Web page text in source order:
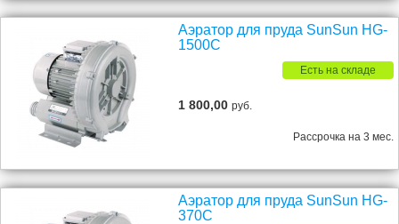
Аэратор для пруда SunSun HG-
1500C
Есть на складе
1 800,00руб.
Рассрочка на 3 мес.
Аэратор для пруда SunSun HG-
370C